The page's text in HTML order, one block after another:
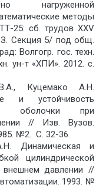
нагруженной
методы
25: сб. трудов XXV
Секция 5/ под общ.
Волгогр. гос. техн.
ун-т «ХПИ». 2012. с.
Куцемако А.Н.
и устойчивость
оболочки при
// Изв. Вузов.
№2. С. 32-36.
Динамическая и
цилиндрической
внешнем давлении //
1993. №